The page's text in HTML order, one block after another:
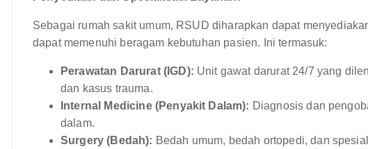
Sebagai rumah sakit umum, RSUD diharapkan dapat
dapat memenuhi beragam kebutuhan pasien. Ini termasuk:
Perawatan Darurat (IGD): Unit gawat darurat 24/7 yang
dan kasus trauma.
Internal Medicine (Penyakit Dalam): Diagnosis dan
dalam.
Surgery (Bedah): Bedah umum, bedah ortopedi, dan